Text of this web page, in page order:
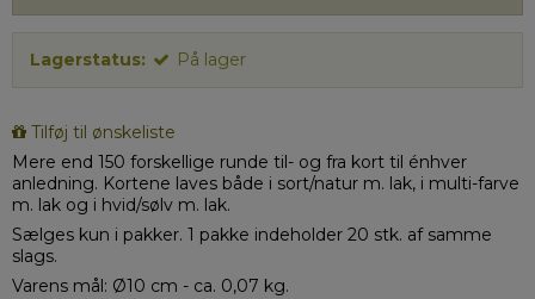
Lagerstatus: På lager
Tilføj til ønskeliste
Mere end 150 forskellige runde til- og fra kort til énhver
anledning. Kortene laves både i sort/natur m. lak, i multi-farve
m. lak og i hvid/sølv m. lak.
Sælges kun i pakker. 1 pakke indeholder 20 stk. af samme
slags.
Varens mål: Ø10 cm - ca. 0,07 kg.